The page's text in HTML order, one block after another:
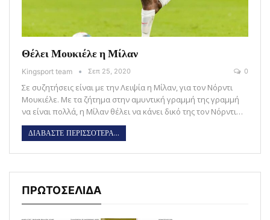
Θέλει Μουκιέλε η Μίλαν
Kingsport team Σεπ 25, 2020 0
Σε συζητήσεις είναι με την Λειψία η Μίλαν, για τον Νόρντι
Μουκιέλε. Με τα ζήτημα στην αμυντική γραμμή της γραμμή
να είναι πολλά, η Μίλαν θέλει να κάνει δικό της τον Νόρντι…
ΔΙΑΒΑΣΤΕ ΠΕΡΙΣΣΟΤΕΡΑ...
ΠΡΩΤΟΣΕΛΙΔΑ